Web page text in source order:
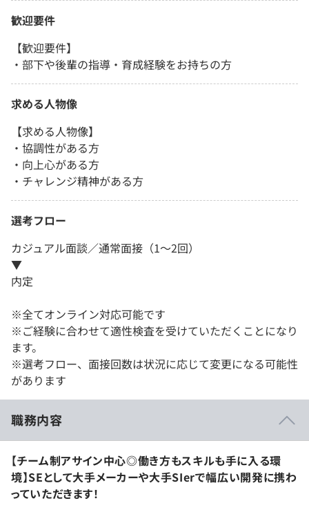
歓迎要件
【歓迎要件】
・部下や後輩の指導・育成経験をお持ちの方
求める人物像
【求める人物像】
・協調性がある方
・向上心がある方
・チャレンジ精神がある方
選考フロー
カジュアル面談／通常面接（1～2回）
▼
内定
※全てオンライン対応可能です
※ご経験に合わせて適性検査を受けていただくことになり
ます。
※選考フロー、面接回数は状況に応じて変更になる可能性
があります
職務内容
【チーム制アサイン中心◎働き方もスキルも手に入る環
境】SEとして大手メーカーや大手SIerで幅広い開発に携わ
っていただきます！